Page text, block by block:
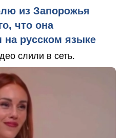
из Запорожья
что она
на русском языке
слили в сеть.